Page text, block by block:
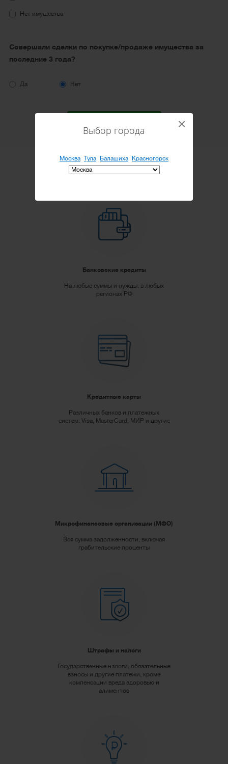
Выбор города
Москва Тула Балашиха Красногорск
×
Нет имущества
Совершали сделки по покупке/продаже имущества за
последние 3 года?
Да Нет
Какие долги можно списать?
Банковские кредиты
На любые суммы и нужды, в любых
регионах РФ
Кредитные карты
Различных банков и платежных
систем: Visa, MasterCard, МИР и другие
Микрофинансовые организации (МФО)
Вся сумма задолженности, включая
грабительские проценты
Штрафы и налоги
Государственные налоги, обязательные
взносы и другие платежи, кроме
компенсации вреда здоровью и
алиментов